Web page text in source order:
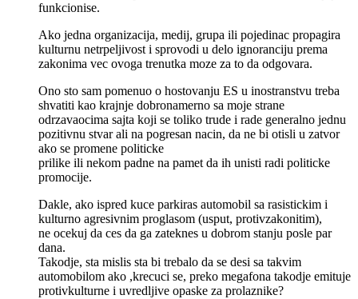
funkcionise.
Ako jedna organizacija, medij, grupa ili pojedinac propagira
kulturnu netrpeljivost i sprovodi u delo ignoranciju prema
zakonima vec ovoga trenutka moze za to da odgovara.
Ono sto sam pomenuo o hostovanju ES u inostranstvu treba
shvatiti kao krajnje dobronamerno sa moje strane
odrzavaocima sajta koji se toliko trude i rade generalno jednu
pozitivnu stvar ali na pogresan nacin, da ne bi otisli u zatvor
ako se promene politicke
prilike ili nekom padne na pamet da ih unisti radi politicke
promocije.
Dakle, ako ispred kuce parkiras automobil sa rasistickim i
kulturno agresivnim proglasom (usput, protivzakonitim),
ne ocekuj da ces da ga zateknes u dobrom stanju posle par
dana.
Takodje, sta mislis sta bi trebalo da se desi sa takvim
automobilom ako ,krecuci se, preko megafona takodje emituje
protivkulturne i uvredljive opaske za prolaznike?